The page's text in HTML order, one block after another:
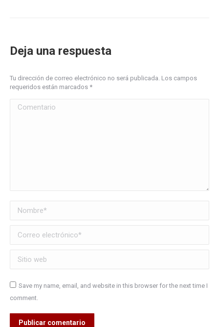
Deja una respuesta
Tu dirección de correo electrónico no será publicada. Los campos
requeridos están marcados *
Comentario
Nombre *
Correo electrónico *
Sitio web
Save my name, email, and website in this browser for the next time I
comment.
Publicar comentario